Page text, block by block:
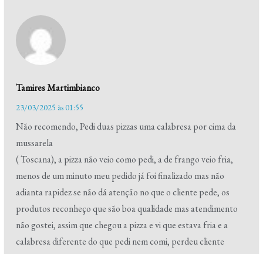
Tamires Martimbianco
23/03/2025 às 01:55
Não recomendo, Pedi duas pizzas uma calabresa por cima da
mussarela
( Toscana), a pizza não veio como pedi, a de frango veio fria,
menos de um minuto meu pedido já foi finalizado mas não
adianta rapidez se não dá atenção no que o cliente pede, os
produtos reconheço que são boa qualidade mas atendimento
não gostei, assim que chegou a pizza e vi que estava fria e a
calabresa diferente do que pedi nem comi, perdeu cliente